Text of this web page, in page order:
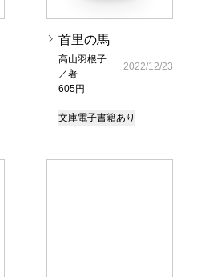
首里の馬
高山羽根子
／著
605円
2022/12/23
文庫電子書籍あり